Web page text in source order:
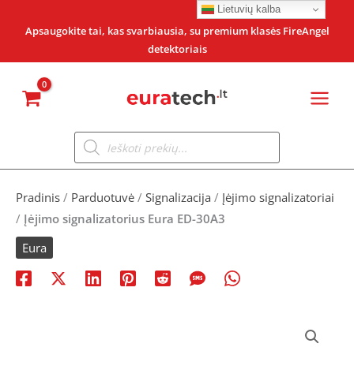
Apsaugokite tai, kas svarbiausia, su premium klasės FireAngel
detektoriais
Products
search
Pradinis / Parduotuvė / Signalizacija / Įėjimo signalizatoriai
/ Įėjimo signalizatorius Eura ED-30A3
Eura
Lietuvių kalba